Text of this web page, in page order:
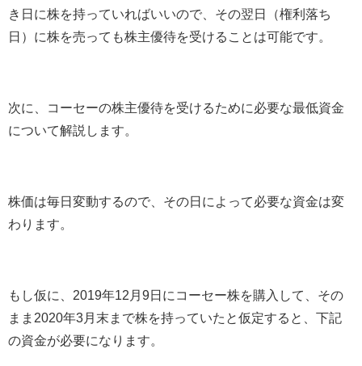
き日に株を持っていればいいので、その翌日（権利落ち
日）に株を売っても株主優待を受けることは可能です。
次に、コーセーの株主優待を受けるために必要な最低資金
について解説します。
株価は毎日変動するので、その日によって必要な資金は変
わります。
もし仮に、 2019年12 月 9日にコーセー株を購入して、その
まま 2020年3 月末まで株を持っていたと仮定すると、下記
の資金が必要になります。